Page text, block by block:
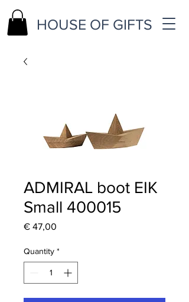
HOUSE OF GIFTS
ADMIRAL boot EIK
Small 400015
€ 47,00
Quantity *